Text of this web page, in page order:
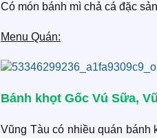
Có món bánh mì chả cá đặc
Menu Quán:
Bánh khọt Gốc Vú Sữa,
Vũng Tàu có nhiều quán bánh